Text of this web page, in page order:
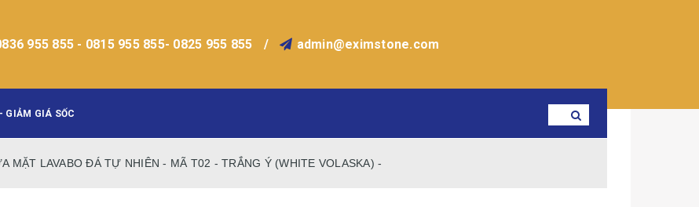
955 855 - 0815 955 855- 0825 955 855 / admin@eximstone.com
GIẢM GIÁ SỐC
MẶT LAVABO ĐÁ TỰ NHIÊN - MÃ T02 - TRẮNG Ý (WHITE VOLASKA) -